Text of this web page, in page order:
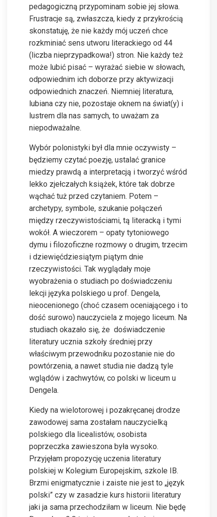
pedagogiczną przypominam sobie jej słowa.
Frustracje są, zwłaszcza, kiedy z przykrością
skonstatuję, że nie każdy mój uczeń chce
rozkminiać sens utworu literackiego od 44
(liczba nieprzypadkowa!) stron. Nie każdy też
może lubić pisać – wyrażać siebie w słowach,
odpowiednim ich doborze przy aktywizacji
odpowiednich znaczeń. Niemniej literatura,
lubiana czy nie, pozostaje oknem na świat(y) i
lustrem dla nas samych, to uważam za
niepodważalne.
Wybór polonistyki był dla mnie oczywisty –
będziemy czytać poezję, ustalać granice
miedzy prawdą a interpretacją i tworzyć wśród
lekko zjełczałych książek, które tak dobrze
wąchać tuż przed czytaniem. Potem –
archetypy, symbole, szukanie połączeń
między rzeczywistościami, tą literacką i tymi
wokół. A wieczorem – opaty tytoniowego
dymu i filozoficzne rozmowy o drugim, trzecim
i dziewięćdziesiątym piątym dnie
rzeczywistości. Tak wyglądały moje
wyobrażenia o studiach po doświadczeniu
lekcji języka polskiego u prof. Dengela,
nieocenionego (choć czasem oceniającego i to
dość surowo) nauczyciela z mojego liceum. Na
studiach okazało się, że doświadczenie
literatury ucznia szkoły średniej przy
właściwym przewodniku pozostanie nie do
powtórzenia, a nawet studia nie dadzą tyle
wglądów i zachwytów, co polski w liceum u
Dengela.
Kiedy na wielotorowej i pozakręcanej drodze
zawodowej sama zostałam nauczycielką
polskiego dla licealistów, osobista
poprzeczka zawieszona była wysoko.
Przyjęłam propozycję uczenia literatury
polskiej w Kolegium Europejskim, szkole IB.
Brzmi enigmatycznie i zaiste nie jest to „język
polski” czy w zasadzie kurs historii literatury
jaki ja sama przechodziłam w liceum. Nie będę